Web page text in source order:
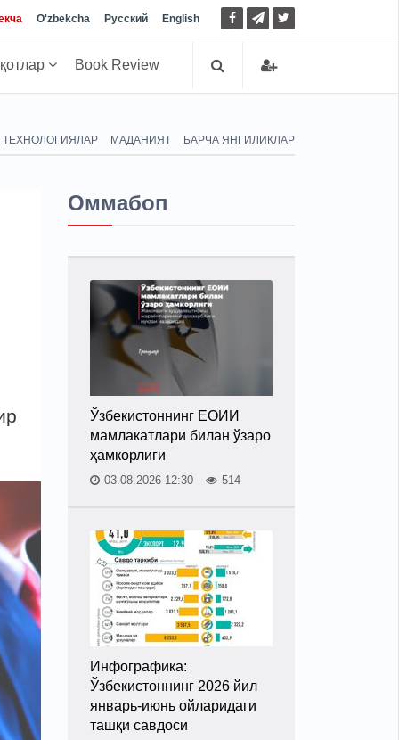
O'zbekcha Русский English
Book Review
ТЕХНОЛОГИЯЛАР МАДАНИЯТ БАРЧА ЯНГИЛИКЛАР
Оммабоп
Ўзбекистоннинг ЕОИИ
мамлакатлари билан ўзаро
ҳамкорлиги
03.08.2026 12:30 514
Инфографика:
Ўзбекистоннинг 2026 йил
январь-июнь ойларидаги
ташқи савдоси